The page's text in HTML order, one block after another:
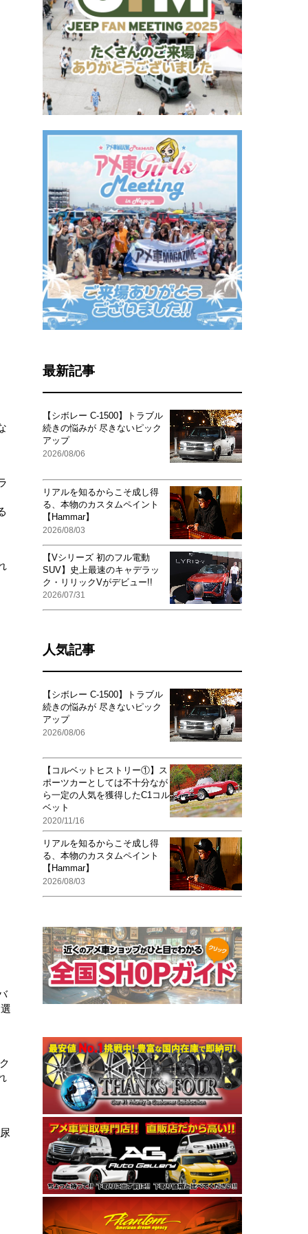
最新記事
【シボレー C-1500】トラブル
続きの悩みが 尽きないピック
アップ
2026/08/06
リアルを知るからこそ成し得
る、本物のカスタムペイント
【Hammar】
2026/08/03
【Vシリーズ 初のフル電動
SUV】史上最速のキャデラッ
ク・リリックVがデビュー!!
2026/07/31
人気記事
【シボレー C-1500】トラブル
続きの悩みが 尽きないピック
アップ
2026/08/06
【コルベットヒストリー①】ス
ポーツカーとしては不十分なが
ら一定の人気を獲得したC1コル
ベット
2020/11/16
リアルを知るからこそ成し得
る、本物のカスタムペイント
【Hammar】
2026/08/03